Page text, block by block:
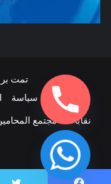
تمت
أخبار مصر
سياسة
نقابات
مجتمع